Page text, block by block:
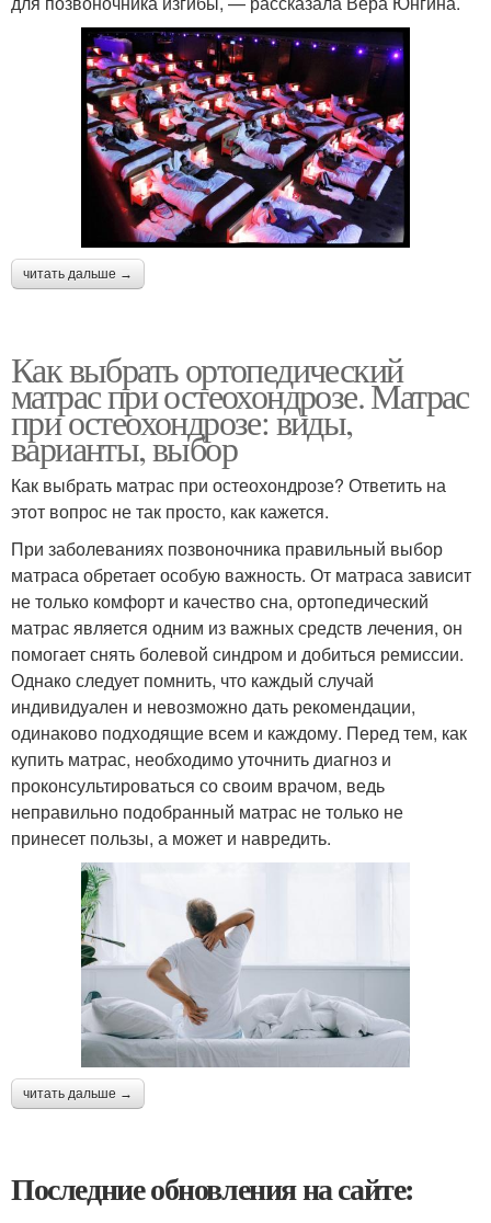
читать дальше →
Как выбрать ортопедический
матрас при остеохондрозе. Матрас
при остеохондрозе: виды,
варианты, выбор
Как выбрать матрас при остеохондрозе? Ответить на
этот вопрос не так просто, как кажется.
При заболеваниях позвоночника правильный выбор
матраса обретает особую важность. От матраса зависит
не только комфорт и качество сна, ортопедический
матрас является одним из важных средств лечения, он
помогает снять болевой синдром и добиться ремиссии.
Однако следует помнить, что каждый случай
индивидуален и невозможно дать рекомендации,
одинаково подходящие всем и каждому. Перед тем, как
купить матрас, необходимо уточнить диагноз и
проконсультироваться со своим врачом, ведь
неправильно подобранный матрас не только не
принесет пользы, а может и навредить.
читать дальше →
Последние обновления на сайте: